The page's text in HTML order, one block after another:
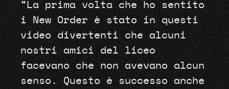
“La prima volta che ho sentito
i New Order è stato in questi
video divertenti che alcuni
nostri amici del liceo
facevano che non avevano alcun
senso. Questo è successo anche